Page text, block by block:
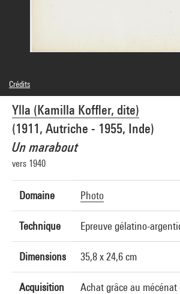
Ylla (Kamilla Koffler, dite)
(1911, Autriche - 1955, Inde)
Un marabout
vers 1940
Domaine Photo
Technique Epreuve gélatino-
Dimensions 35,8 x 24,6 cm
Acquisition
Achat grâce au mécénat
Crédits
© YLLA / GAMMA-RAPHO
Crédit photographique : Centre Pompidou, MNAM-CCI/
GrandPalaisRmn
Réf. image : 4N90584